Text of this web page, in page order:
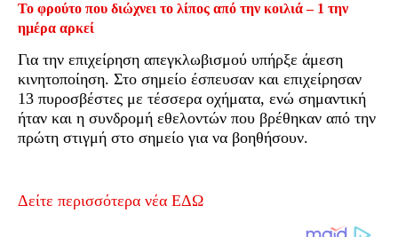
Το φρούτο που διώχνει το λίπος από την κοιλιά – 1 την
ημέρα αρκεί
Για την επιχείρηση απεγκλωβισμού υπήρξε άμεση
κινητοποίηση. Στο σημείο έσπευσαν και επιχείρησαν
13 πυροσβέστες με τέσσερα οχήματα, ενώ σημαντική
ήταν και η συνδρομή εθελοντών που βρέθηκαν από την
πρώτη στιγμή στο σημείο για να βοηθήσουν.
Δείτε περισσότερα νέα ΕΔΩ